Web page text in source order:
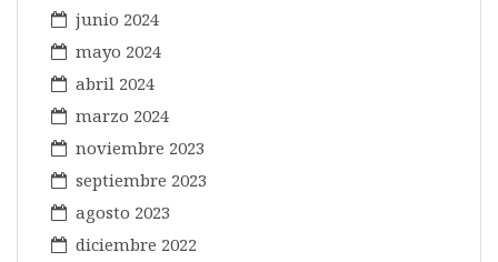
junio 2024
mayo 2024
abril 2024
marzo 2024
noviembre 2023
septiembre 2023
agosto 2023
diciembre 2022